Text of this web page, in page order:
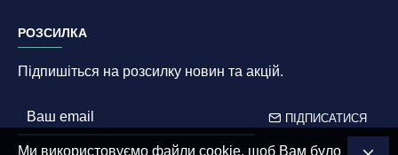
РОЗСИЛКА
Підпишіться на розсилку новин та акцій.
ПІДПИСАТИСЯ
Ми використовуємо файли cookie, щоб Вам було